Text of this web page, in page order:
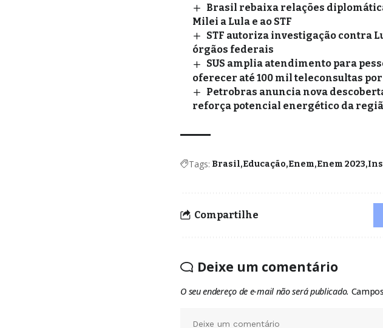
Brasil rebaixa relações
Milei a Lula e ao STF
STF autoriza investigação contra
órgãos federais
SUS amplia atendimento para
oferecer até 100 mil teleconsultas
Petrobras anuncia nova
reforça potencial energético da
Tags: Brasil Educação Enem Enem 2023
Compartilhe
Deixe um comentário
O seu endereço de e-mail não será publicado.